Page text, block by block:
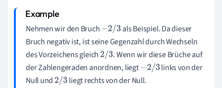
Nehmen wir den Bruch−2/3
als Beispiel. Da dieser
Bruch negativ ist, ist seine Gegenzahl durch Wechseln
des Vorzeichens gleich 2/3 . Wenn wir diese Brüche auf
der Zahlengeraden anordnen, liegt−2/3 links von der
Null und 2/3 liegt rechts von der Null.